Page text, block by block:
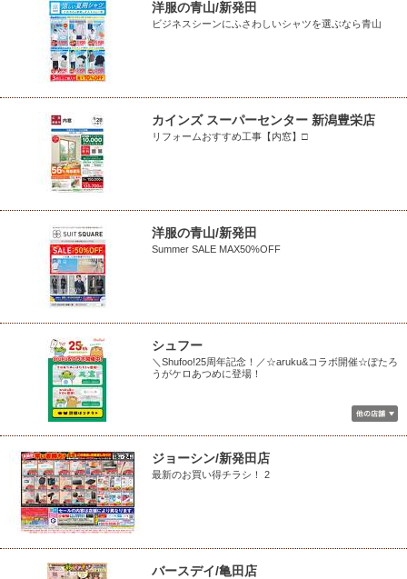
洋服の青山/新発田
ビジネスシーンにふさわしいシャツを選ぶなら青山
カインズ スーパーセンター 新潟豊栄店
リフォームおすすめ工事【内窓】□
洋服の青山/新発田
Summer SALE MAX50%OFF
シュフー
＼Shufoo!25周年記念！／☆aruku&コラボ開催☆ぽたろ
うがケロあつめに登場！
ジョーシン/新発田店
最新のお買い得チラシ！ 2
バースデイ/亀田店